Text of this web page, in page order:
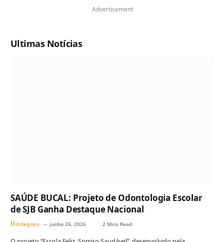
Advertisement
Ultimas Notícias
SAÚDE BUCAL: Projeto de Odontologia Escolar
de SJB Ganha Destaque Nacional
Destaques junho 26, 2026 2 Mins Read